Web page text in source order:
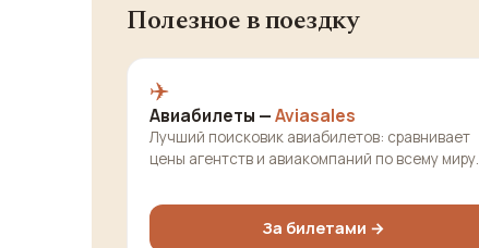
Полезное в поездку
✈️
Авиабилеты —Aviasales
Лучший поисковик авиабилетов: сравнивает
цены агентств и авиакомпаний по всему миру.
За билетами →